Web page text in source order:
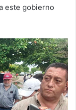
este gobierno